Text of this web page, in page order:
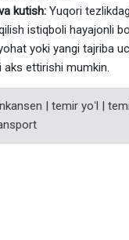
kutish: Yuqori
istiqboli hayajonli
yoki yangi tajriba
aks ettirishi mumkin.
| temir yoʻl |